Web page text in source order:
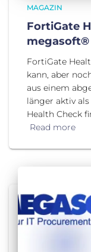
MAGAZIN
FortiGate
megasoft®
FortiGate
kann, aber
aus einem
länger aktiv
Health Check
Read more